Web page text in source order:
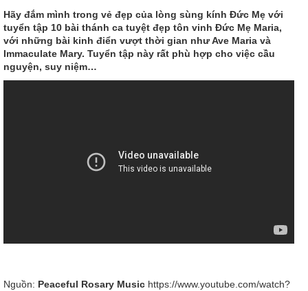
Hãy đắm mình trong vẻ đẹp của lòng sùng kính Đức Mẹ với
tuyển tập 10 bài thánh ca tuyệt đẹp tôn vinh Đức Mẹ Maria,
với những bài kinh điển vượt thời gian như Ave Maria và
Immaculate Mary. Tuyển tập này rất phù hợp cho việc cầu
nguyện, suy niệm…
Nguồn: Peaceful Rosary Music https://www.youtube.com/watch?